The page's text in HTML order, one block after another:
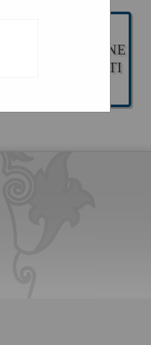
ESECUZIONE
CONTRATTI